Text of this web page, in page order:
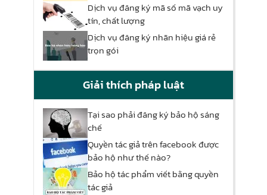
Dịch vụ đăng ký mã số mã vạch uy
tín, chất lượng
Dịch vụ đăng ký nhãn hiệu giá rẻ
trọn gói
Giải thích pháp luật
Tại sao phải đăng ký bảo hộ sáng
chế
Quyền tác giả trên facebook được
bảo hộ như thế nào?
Bảo hộ tác phẩm viết bằng quyền
tác giả